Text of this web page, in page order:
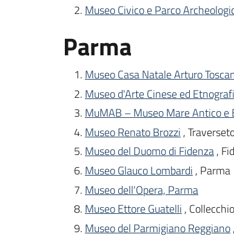
Museo Civico e Parco
Parma
Museo Casa Natale Arturo
Museo d'Arte Cinese ed
MuMAB – Museo Mare Antico e
Museo Renato Brozzi ,
Museo del Duomo di Fidenza,
Museo Glauco Lombardi , Parma
Museo dell'Opera, Parma
Museo Ettore Guatelli , Collecchio
Museo del Parmigiano Reggiano